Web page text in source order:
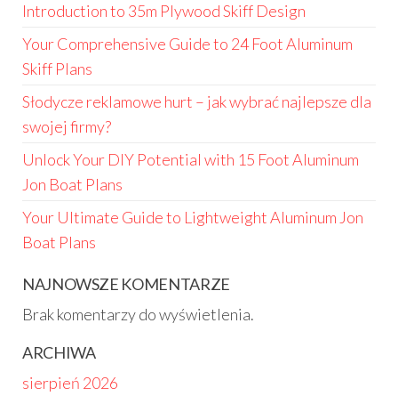
Introduction to 35m Plywood Skiff Design
Your Comprehensive Guide to 24 Foot Aluminum
Skiff Plans
Słodycze reklamowe hurt – jak wybrać najlepsze dla
swojej firmy?
Unlock Your DIY Potential with 15 Foot Aluminum
Jon Boat Plans
Your Ultimate Guide to Lightweight Aluminum Jon
Boat Plans
NAJNOWSZE KOMENTARZE
Brak komentarzy do wyświetlenia.
ARCHIWA
sierpień 2026